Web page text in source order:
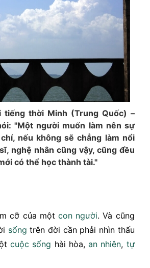
tiếng thời Minh (Trung Quốc) –
"Một người muốn làm nên sự
nếu không sẽ chẳng làm nổi
nghệ nhân cũng vậy, cũng đều
có thể học thành tài."
cỡ của mộtcon người. Và cũng
sống trên đời cần phải nhìn thấu
cuộc sống hài hòa,an nhiên, tự